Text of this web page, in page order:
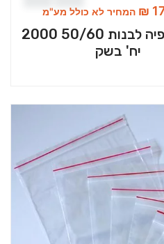
₪ המחיר לא כולל מע"מ
שקיות גופיה לבנות 50/60 2000
יח' בשק